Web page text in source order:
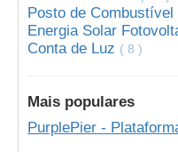
Posto de Combustível
Energia Solar
Conta de Luz ( 8 )
Mais populares
PurplePier -